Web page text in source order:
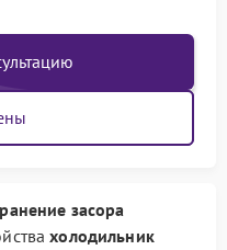
засора
холодильник